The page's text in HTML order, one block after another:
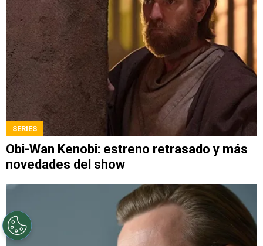
SERIES
Obi-Wan Kenobi: estreno retrasado y más
novedades del show